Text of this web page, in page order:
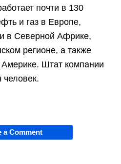
почти в 130
и газ в Европе,
в Северной Африке,
регионе, а также
Штат компании
a Comment